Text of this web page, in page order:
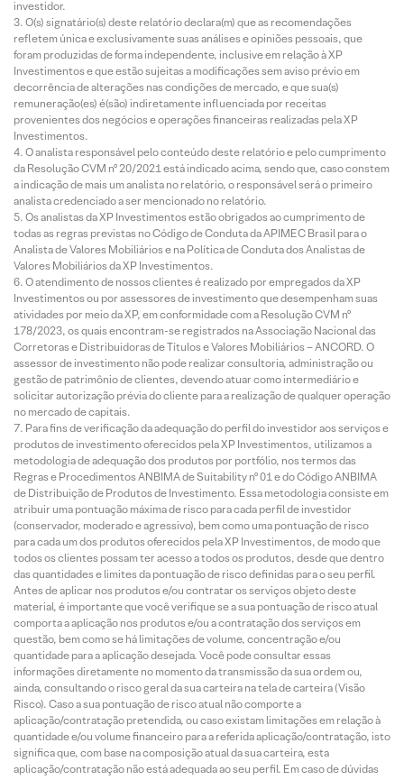
investidor.
O(s) signatário(s) deste relatório declara(m) que as recomendações
refletem única e exclusivamente suas análises e opiniões pessoais, que
foram produzidas de forma independente, inclusive em relação à XP
Investimentos e que estão sujeitas a modificações sem aviso prévio em
decorrência de alterações nas condições de mercado, e que sua(s)
remuneração(es) é(são) indiretamente influenciada por receitas
provenientes dos negócios e operações financeiras realizadas pela XP
Investimentos.
O analista responsável pelo conteúdo deste relatório e pelo cumprimento
da Resolução CVM nº 20/2021 está indicado acima, sendo que, caso constem
a indicação de mais um analista no relatório, o responsável será o primeiro
analista credenciado a ser mencionado no relatório.
Os analistas da XP Investimentos estão obrigados ao cumprimento de
todas as regras previstas no Código de Conduta da APIMEC Brasil para o
Analista de Valores Mobiliários e na Política de Conduta dos Analistas de
Valores Mobiliários da XP Investimentos.
O atendimento de nossos clientes é realizado por empregados da XP
Investimentos ou por assessores de investimento que desempenham suas
atividades por meio da XP, em conformidade com a Resolução CVM nº
178/2023, os quais encontram-se registrados na Associação Nacional das
Corretoras e Distribuidoras de Títulos e Valores Mobiliários – ANCORD. O
assessor de investimento não pode realizar consultoria, administração ou
gestão de patrimônio de clientes, devendo atuar como intermediário e
solicitar autorização prévia do cliente para a realização de qualquer operação
no mercado de capitais.
Para fins de verificação da adequação do perfil do investidor aos serviços e
produtos de investimento oferecidos pela XP Investimentos, utilizamos a
metodologia de adequação dos produtos por portfólio, nos termos das
Regras e Procedimentos ANBIMA de Suitability nº 01 e do Código ANBIMA
de Distribuição de Produtos de Investimento. Essa metodologia consiste em
atribuir uma pontuação máxima de risco para cada perfil de investidor
(conservador, moderado e agressivo), bem como uma pontuação de risco
para cada um dos produtos oferecidos pela XP Investimentos, de modo que
todos os clientes possam ter acesso a todos os produtos, desde que dentro
das quantidades e limites da pontuação de risco definidas para o seu perfil.
Antes de aplicar nos produtos e/ou contratar os serviços objeto deste
material, é importante que você verifique se a sua pontuação de risco atual
comporta a aplicação nos produtos e/ou a contratação dos serviços em
questão, bem como se há limitações de volume, concentração e/ou
quantidade para a aplicação desejada. Você pode consultar essas
informações diretamente no momento da transmissão da sua ordem ou,
ainda, consultando o risco geral da sua carteira na tela de carteira (Visão
Risco). Caso a sua pontuação de risco atual não comporte a
aplicação/contratação pretendida, ou caso existam limitações em relação à
quantidade e/ou volume financeiro para a referida aplicação/contratação, isto
significa que, com base na composição atual da sua carteira, esta
aplicação/contratação não está adequada ao seu perfil. Em caso de dúvidas